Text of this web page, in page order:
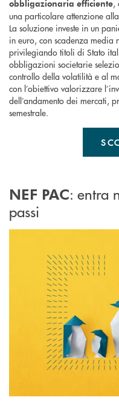
obbligazionaria efficiente,
una particolare attenzione
La soluzione investe in un
in euro, con scadenza
privilegiando titoli di Stato
obbligazioni societarie
controllo della volatilità e al
con l’obiettivo valorizzare
dell’andamento dei mercati,
semestrale.
NEF PAC: entra
passi